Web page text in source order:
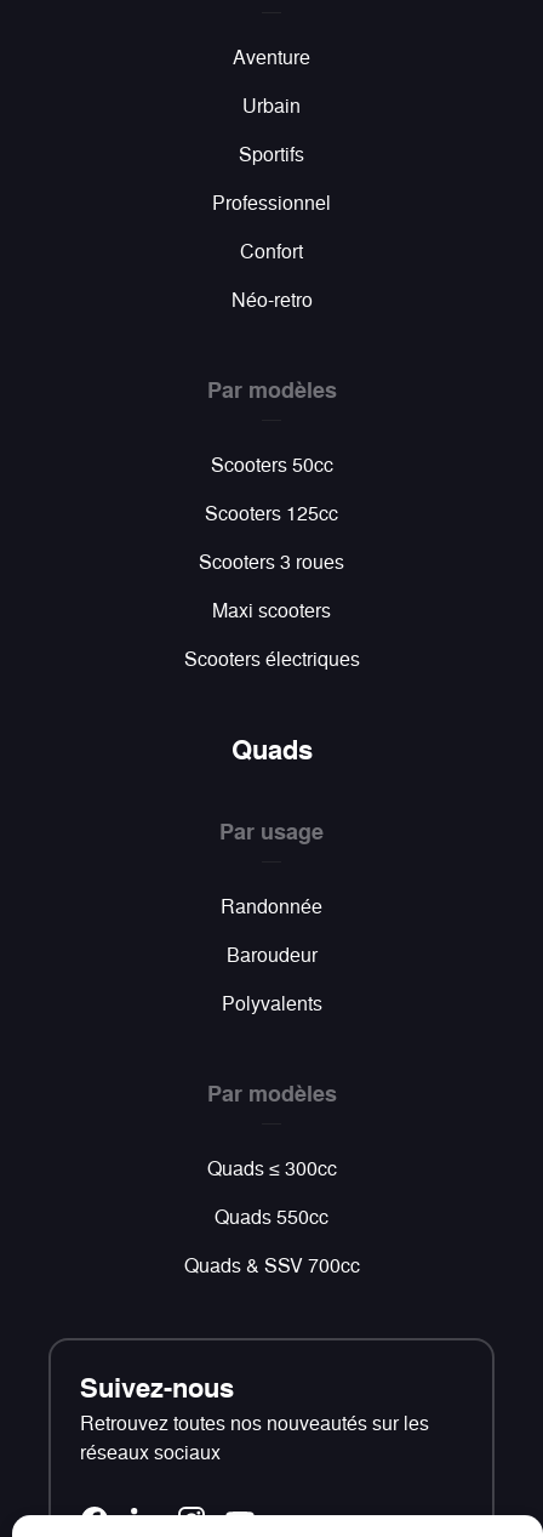
Aventure
Urbain
Sportifs
Professionnel
Confort
Néo-retro
Par modèles
Scooters 50cc
Scooters 125cc
Scooters 3 roues
Maxi scooters
Scooters électriques
Quads
Par usage
Randonnée
Baroudeur
Polyvalents
Par modèles
Quads ≤ 300cc
Quads 550cc
Quads & SSV 700cc
Suivez-nous
Retrouvez toutes nos nouveautés sur les
réseaux sociaux